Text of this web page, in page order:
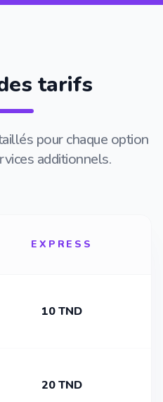
tarifs
pour chaque option
additionnels.
EXPRESS
10 TND
20 TND